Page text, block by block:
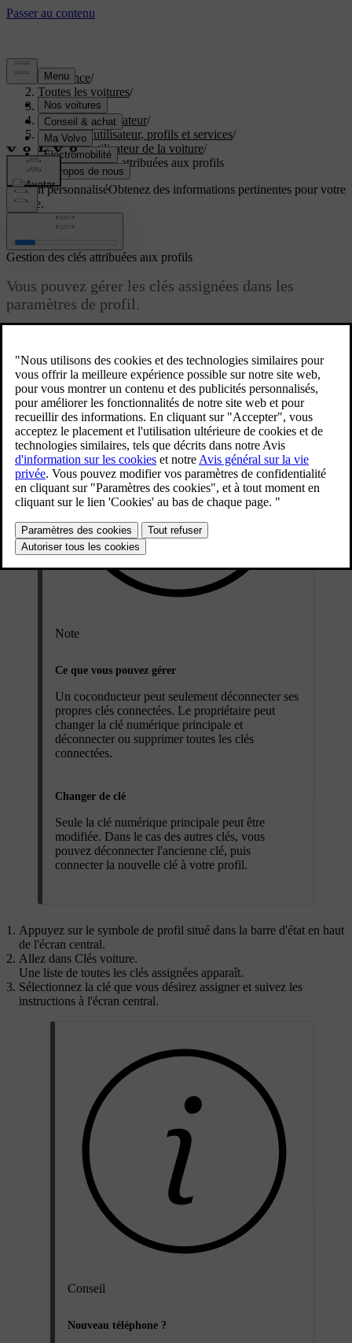
Assistance/
Toutes les voitures/
EX60 2027/
Manuel de l'utilisateur/
Comptes d'utilisateur, profils et services/
Profils d'utilisateur de la voiture/
Gestion des clés attribuées aux profils
Soutien personnaliséObtenez des informations pertinentes pour votre
voiture.
Connexion
Gestion des clés attribuées aux profils
Vous pouvez gérer les clés assignées dans les
paramètres de profil.
Note
Ce que vous pouvez gérer
Un coconducteur peut seulement déconnecter ses
propres clés connectées. Le propriétaire peut
changer la clé numérique principale et
déconnecter ou supprimer toutes les clés
connectées.
Changer de clé
Seule la clé numérique principale peut être
modifiée. Dans le cas des autres clés, vous
pouvez déconnecter l'ancienne clé, puis
connecter la nouvelle clé à votre profil.
Appuyez sur le symbole de profil situé dans la barre d'état en haut
de l'écran central.
Allez dans Clés voiture.
Une liste de toutes les clés assignées apparaît.
Sélectionnez la clé que vous désirez assigner et suivez les
instructions à l'écran central.
Conseil
Nouveau téléphone ?